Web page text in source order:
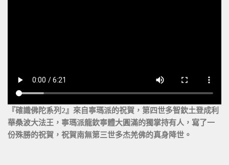
『確識佛陀系列2』來自寧瑪派的祝賀，第四世多智欽土登成利
華桑波大法王，寧瑪派龍欽寧體大圓滿的獨掌持有人，寫了一
份殊勝的祝賀，祝賀南無第三世多杰羌佛的真身降世。